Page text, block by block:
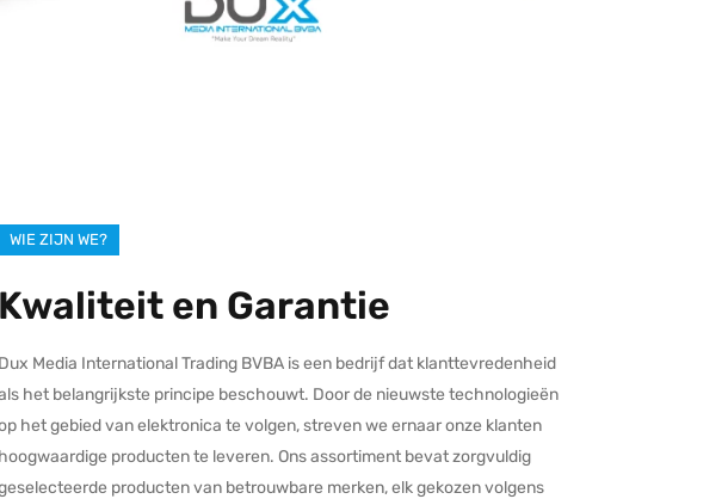
WIE ZIJN WE?
Kwaliteit en Garantie
Dux Media International Trading BVBA is een bedrijf dat klanttevredenheid
het belangrijkste principe beschouwt. Door de nieuwste technologieën
het gebied van elektronica te volgen, streven we ernaar onze klanten
hoogwaardige producten te leveren. Ons assortiment bevat zorgvuldig
producten van betrouwbare merken, elk gekozen volgens